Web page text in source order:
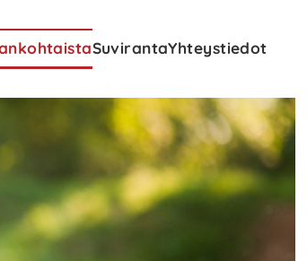
SuvirantaYhteystiedot